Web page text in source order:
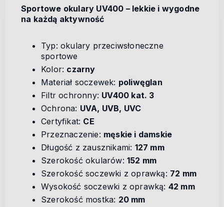
Sportowe okulary UV400 – lekkie i wygodne
na każdą aktywność
Typ: okulary przeciwsłoneczne
sportowe
Kolor: czarny
Materiał soczewek: poliwęglan
Filtr ochronny: UV400 kat. 3
Ochrona: UVA, UVB, UVC
Certyfikat: CE
Przeznaczenie: męskie i damskie
Długość z zausznikami: 127 mm
Szerokość okularów: 152 mm
Szerokość soczewki z oprawką: 72 mm
Wysokość soczewki z oprawką: 42 mm
Szerokość mostka: 20 mm